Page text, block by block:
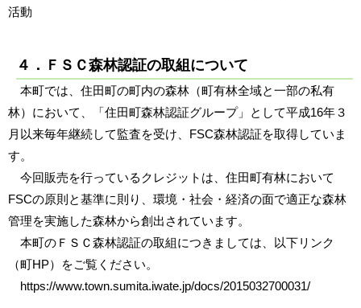
活動
４．ＦＳＣ森林認証の取組について
本町では、住田町の町内の森林（町有林全域と一部の私有
林）において、「住田町森林認証グループ」として平成16年３
月以来毎年継続して監査を受け、FSC森林認証を取得していま
す。
今回販売を行っているクレジットは、住田町有林において
FSCの原則と基準に則り、環境・社会・経済の面で適正な森林
管理を実施した森林から創出されています。
本町のＦＳＣ森林認証の取組につきましては、以下リンク
（町HP）をご覧ください。
https://www.town.sumita.iwate.jp/docs/2015032700031/